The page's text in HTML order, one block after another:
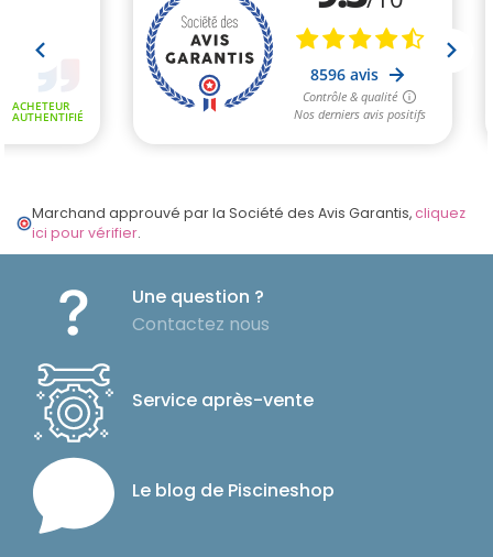
Marchand approuvé par la Société des Avis Garantis,cliquez
ici pour vérifier.
Une question ?
Contactez nous
Service après-vente
Le blog de Piscineshop